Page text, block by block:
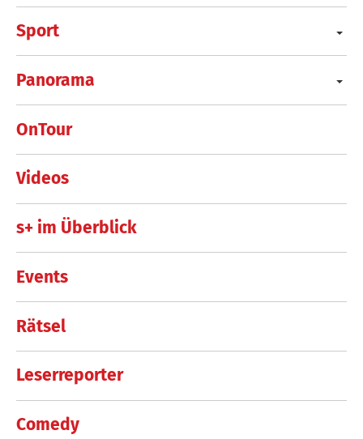
Sport
Panorama
OnTour
Videos
s+ im Überblick
Events
Rätsel
Leserreporter
Comedy